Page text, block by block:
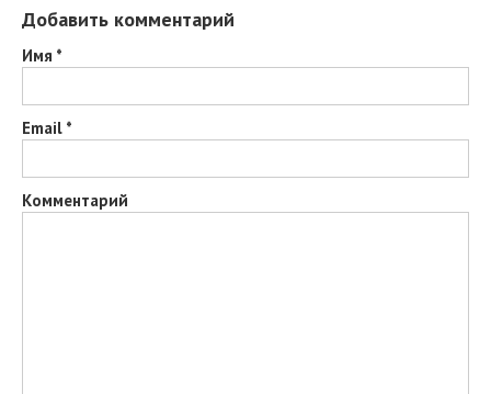
Добавить комментарий
Имя *
Email *
Комментарий